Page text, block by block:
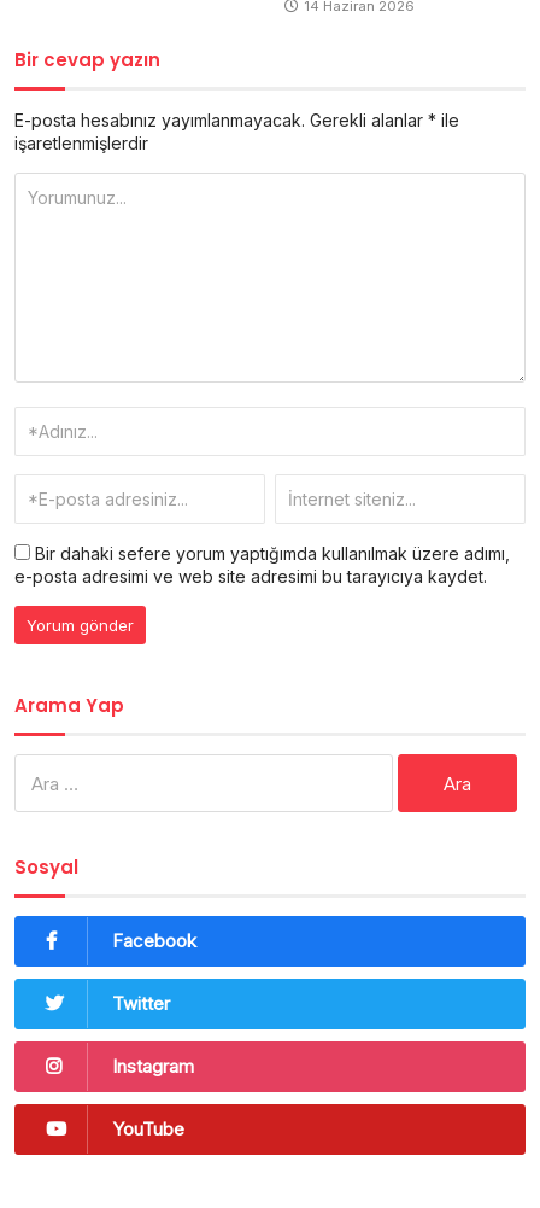
14 Haziran 2026
Bir cevap yazın
E-posta hesabınız yayımlanmayacak. Gerekli alanlar * ile
işaretlenmişlerdir
Bir dahaki sefere yorum yaptığımda kullanılmak üzere adımı,
e-posta adresimi ve web site adresimi bu tarayıcıya kaydet.
Arama Yap
Sosyal
Facebook
Twitter
Instagram
YouTube